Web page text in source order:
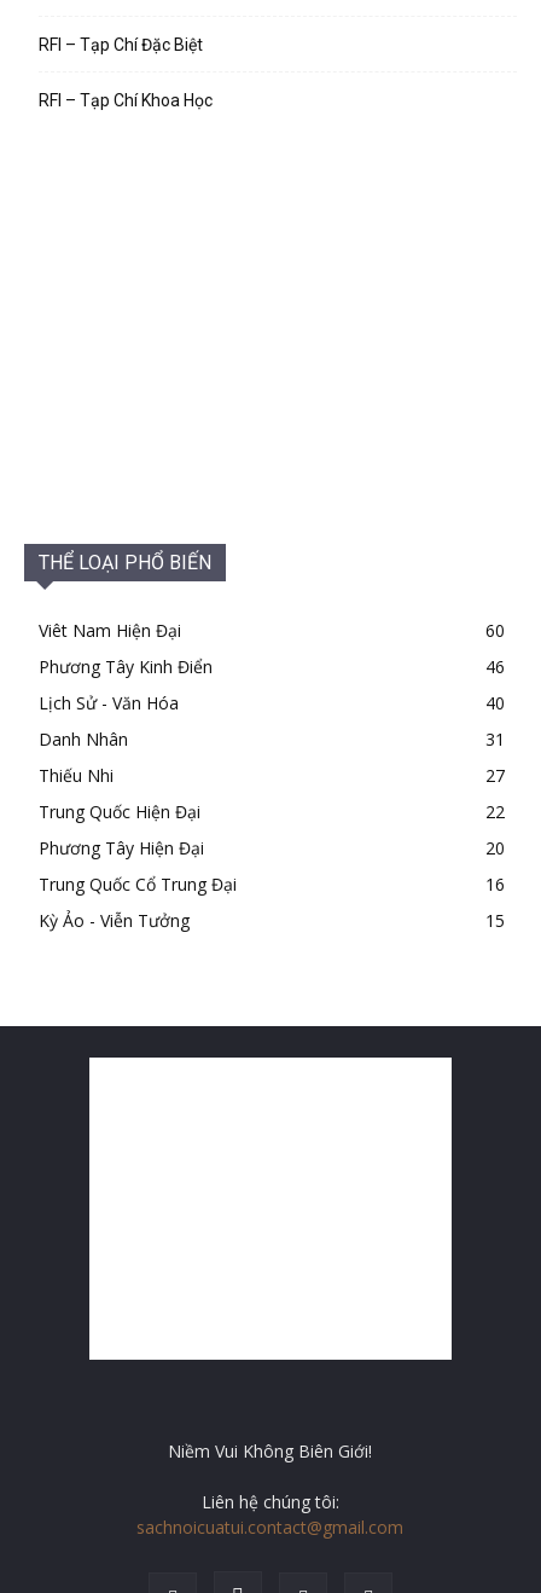
RFI – Tạp Chí Đặc Biệt
RFI – Tạp Chí Khoa Học
THỂ LOẠI PHỔ BIẾN
Viêt Nam Hiện Đại
60
Phương Tây Kinh Điển
46
Lịch Sử - Văn Hóa
40
Danh Nhân
31
Thiếu Nhi
27
Trung Quốc Hiện Đại
22
Phương Tây Hiện Đại
20
Trung Quốc Cổ Trung Đại
16
Kỳ Ảo - Viễn Tưởng
15
Niềm Vui Không Biên Giới!
Liên hệ chúng tôi:
sachnoicuatui.contact@gmail.com